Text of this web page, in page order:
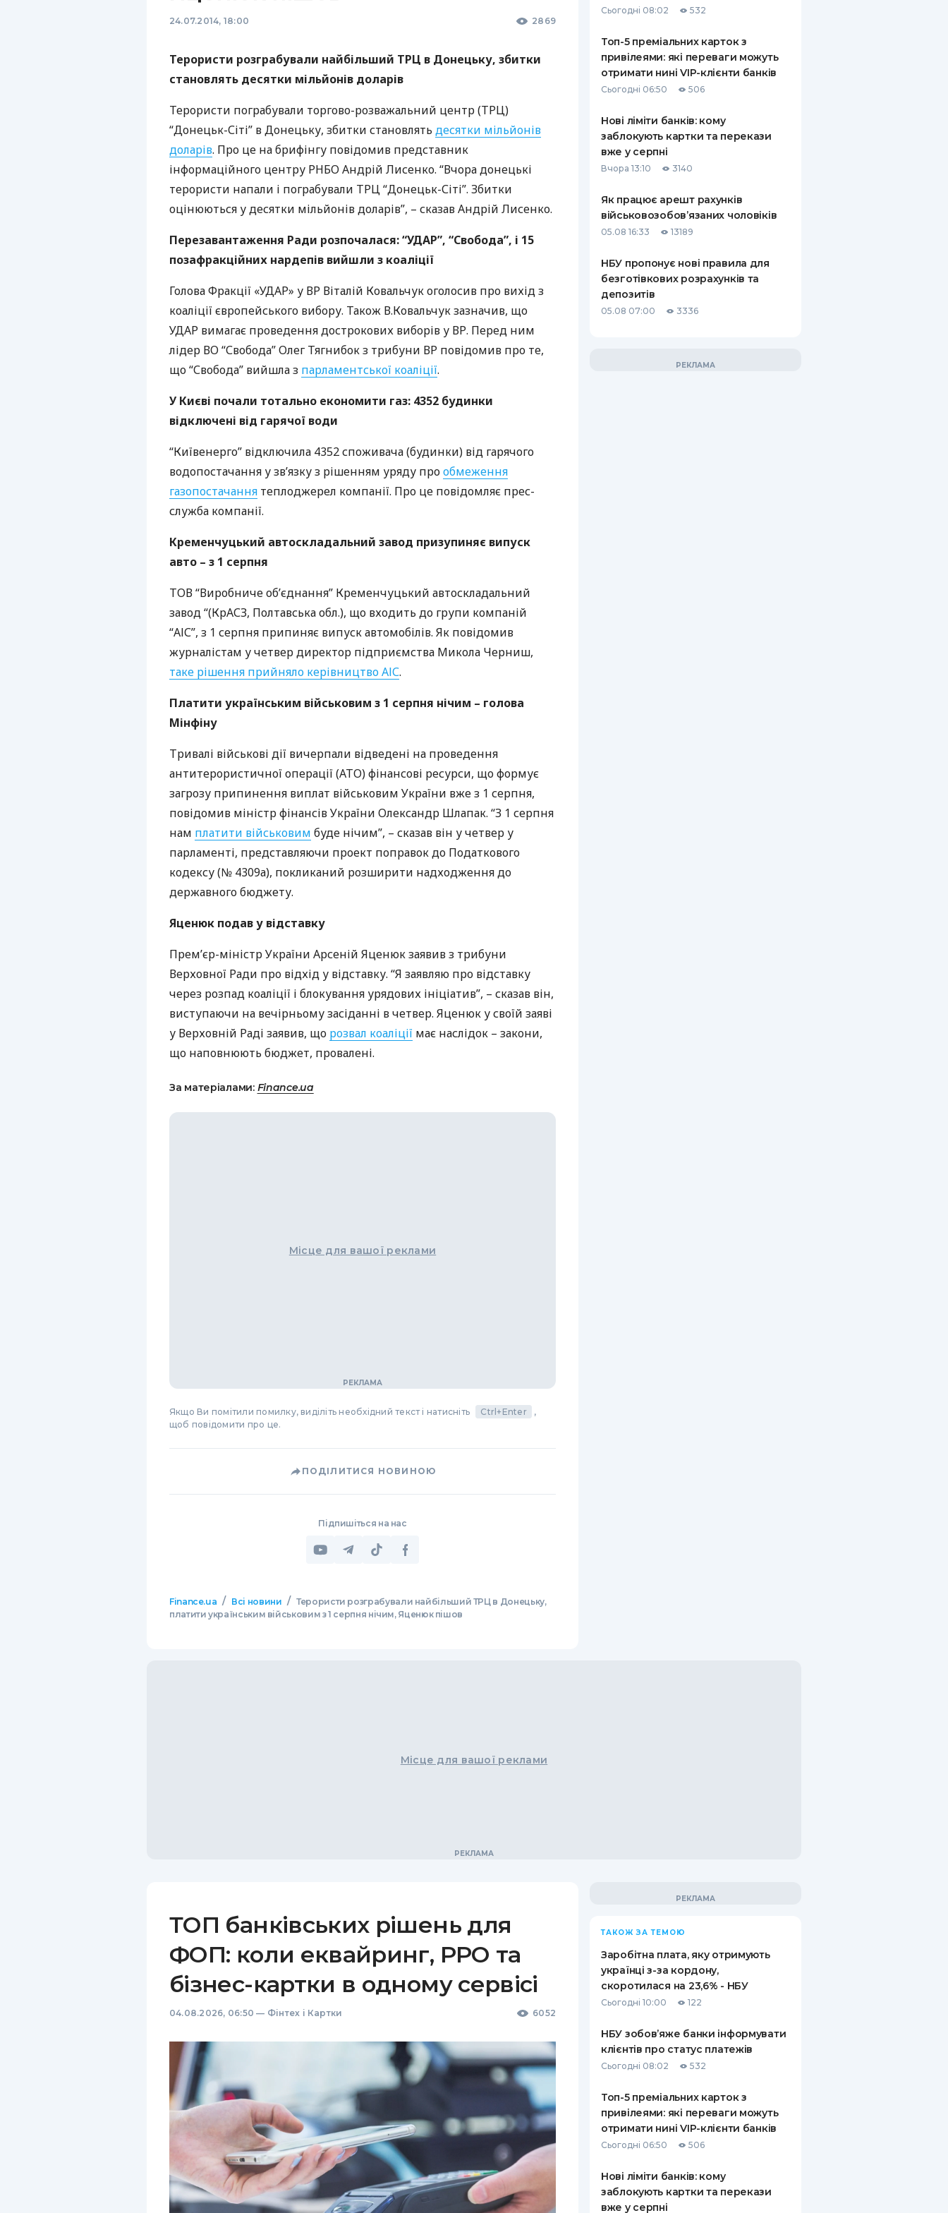
РЕЙТИНГ ДЕБЕТОВИХ
ЩОМІСЯЧНИЙ ОГЛЯД
ПУТІВНИКИ ПО
ВСІ СТРАХОВІ ПОЛІСИ
СТРАХОВІ КОМПАНІЇ
ВІДГУКИ ПРО СТРАХОВІ
КОМПАНІЇ
24.07.2014, 18:00 2869
Терористи розграбували найбільший ТРЦ в Донецьку, збитки
становлять десятки мільйонів доларів
Терористи пограбували торгово-розважальний центр (ТРЦ)
“Донецьк-Сіті” в Донецьку, збитки становлять десятки мільйонів
доларів. Про це на брифінгу повідомив представник
інформаційного центру РНБО Андрій Лисенко. “Вчора донецькі
терористи напали і пограбували ТРЦ“Донецьк-Сіті”. Збитки
оцінюються у десятки мільйонів доларів”, – сказав Андрій Лисенко.
Перезавантаження Ради розпочалася: “УДАР”, “Свобода”, і 15
позафракційних нардепів вийшли з коаліції
Голова Фракції «УДАР» у ВР Віталій Ковальчук оголосив про вихід з
коаліції європейського вибору. Також В.Ковальчук зазначив, що
УДАР вимагає проведення дострокових виборів у ВР. Перед ним
лідер ВО “Свобода” Олег Тягнибок з трибуни ВР повідомив про те,
що “Свобода” вийшла з парламентської коаліції.
У Києві почали тотально економити газ: 4352 будинки
відключені від гарячої води
“Київенерго” відключила 4352 споживача (будинки) від гарячого
водопостачання у зв’язку з рішенням уряду прообмеження
газопостачання теплоджерел компанії. Про це повідомляє прес-
служба компанії.
Кременчуцький автоскладальний завод призупиняє випуск
авто – з 1 серпня
ТОВ“Виробниче об’єднання” Кременчуцький автоскладальний
завод “(КрАСЗ, Полтавська обл.), що входить до групи компаній
“АІС”, з 1 серпня припиняє випуск автомобілів. Як повідомив
журналістам у четвер директор підприємства Микола Черниш,
таке рішення прийняло керівництвоАІС.
Платити українським військовим з 1 серпня нічим – голова
Мінфіну
Тривалі військові дії вичерпали відведені на проведення
антитерористичної операції (АТО) фінансові ресурси, що формує
загрозу припинення виплат військовим України вже з 1 серпня,
повідомив міністр фінансів України Олександр Шлапак. “З 1 серпня
нам платити військовим буде нічим”, – сказав він у четвер у
парламенті, представляючи проект поправок до Податкового
кодексу (№ 4309а), покликаний розширити надходження до
державного бюджету.
Яценюк подав у відставку
Прем’єр-міністр України Арсеній Яценюк заявив з трибуни
Верховної Ради про відхід у відставку. “Я заявляю про відставку
через розпад коаліції і блокування урядових ініціатив”, – сказав він,
виступаючи на вечірньому засіданні в четвер. Яценюк у своїй заяві
у Верховній Раді заявив, що розвал коаліції має наслідок – закони,
що наповнюють бюджет, провалені.
За матеріалами: Finance.ua
Місце для вашої реклами
Якщо Ви помітили помилку, виділіть необхідний текст і натисніть Ctrl+Enter
,
щоб повідомити про це.
ПОДІЛИТИСЯ НОВИНОЮ
Підпишіться на нас
Finance.ua / Всі новини / Терористи розграбували найбільший ТРЦ в Донецьку,
платити українським військовим з 1 серпня нічим, Яценюк пішов
Сьогодні 08:02 532
Топ-5 преміальних карток з
привілеями: які переваги можуть
отримати нині VIP-клієнти банків
Сьогодні 06:50 506
Нові ліміти банків: кому
заблокують картки та перекази
вже у серпні
Вчора 13:10 3140
Як працює арешт рахунків
військовозобов’язаних чоловіків
05.08 16:33 13189
НБУ пропонує нові правила для
безготівкових розрахунків та
депозитів
05.08 07:00 3336
Місце для вашої реклами
ТОП банківських рішень для
ФОП: коли еквайринг, РРО та
бізнес-картки в одному сервісі
04.08.2026, 06:50 — Фінтех і Картки 6052
ТАКОЖ ЗА ТЕМОЮ
Заробітна плата, яку отримують
українці з-за кордону,
скоротилася на 23,6% - НБУ
Сьогодні 10:00 122
НБУ зобов’яже банки інформувати
клієнтів про статус платежів
Сьогодні 08:02 532
Топ-5 преміальних карток з
привілеями: які переваги можуть
отримати нині VIP-клієнти банків
Сьогодні 06:50 506
Нові ліміти банків: кому
заблокують картки та перекази
вже у серпні